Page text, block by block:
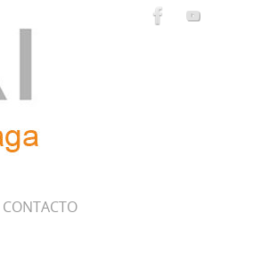
CONTACTO